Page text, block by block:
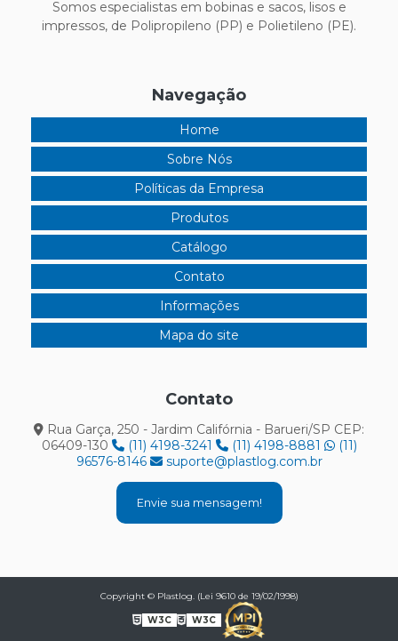
Somos especialistas em bobinas e sacos, lisos e
impressos, de Polipropileno (PP) e Polietileno (PE).
Navegação
Home
Sobre Nós
Políticas da Empresa
Produtos
Catálogo
Contato
Informações
Mapa do site
Contato
Rua Garça, 250 - Jardim Califórnia - Barueri/SP CEP:
06409-130
(11) 4198-3241 (11) 4198-8881
(11)
96576-8146
suporte@plastlog.com.br
Envie sua mensagem!
Copyright © Plastlog. (Lei 9610 de 19/02/1998)
W3C W3C